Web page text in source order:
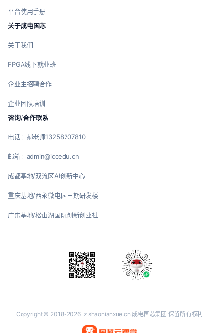
平台使用手册
关于成电国芯
关于我们
FPGA线下就业班
企业主招聘合作
企业团队培训
咨询/合作联系
电话：郝老师13258207810
邮箱：admin@iccedu.cn
成都基地/双流区AI创新中心
重庆基地/西永微电园三期研发楼
广东基地/松山湖国际创新创业社
Copyright © 2018-2026 z.shaonianxue.cn 成电国芯集团 保留所有权利